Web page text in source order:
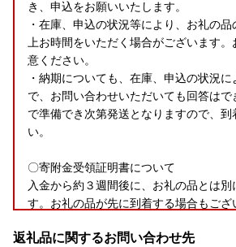
き、申込をお願いいたします。
・在庫、申込の状況等により、お礼の
上お時間をいただく場合がございます
意ください。
・納期についても、在庫、申込の状況
で、お問い合わせいただいても回答は
で準備でき次第発送となりますので、到
い。
〇寄附金受領証明書について
入金から約３週間後に、お礼の品とは別
す。お礼の品が先に到着する場合もござ
いいたします。
返礼品に関するお問い合わせ先